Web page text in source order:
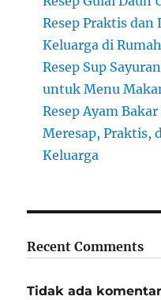
Resep Praktis
Keluarga di Rumah
Resep Sup
untuk Menu
Resep Ayam
Meresap, Praktis,
Keluarga
Recent Comments
Tidak ada